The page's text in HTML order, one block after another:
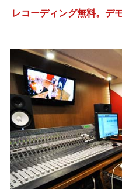
レコーディング無料。デ